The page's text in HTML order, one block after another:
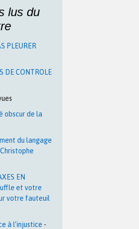
lus du
PLEURER
DE CONTROLE
obscur de la
du langage
EN
et votre
votre fauteuil
à l’injustice -